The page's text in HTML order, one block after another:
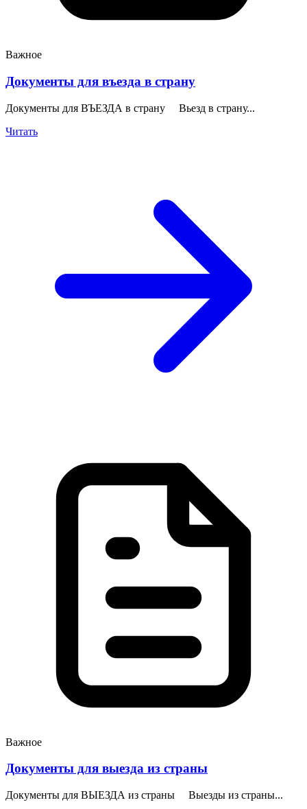
Важное
Документы для въезда в страну
Документы для ВЪЕЗДА в страну Вьезд в страну...
Читать
Важное
Документы для выезда из страны
Документы для ВЫЕЗДА из страны Выезды из страны...